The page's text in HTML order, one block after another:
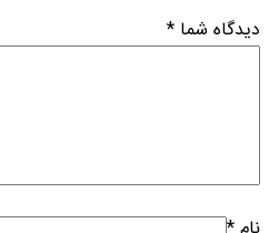
دیدگاه شما *